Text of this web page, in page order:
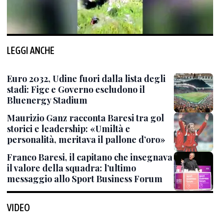
LEGGI ANCHE
Euro 2032, Udine fuori dalla lista degli
stadi: Figc e Governo escludono il
Bluenergy Stadium
Maurizio Ganz racconta Baresi tra gol
storici e leadership: «Umiltà e
personalità, meritava il pallone d’oro»
Franco Baresi, il capitano che insegnava
il valore della squadra: l’ultimo
messaggio allo Sport Business Forum
VIDEO